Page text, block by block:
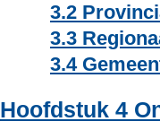
3.2
3.3
3.4
Hoofdstuk 4